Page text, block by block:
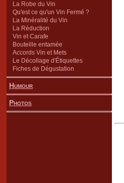
La Robe du Vin
Qu'est ce qu'un Vin Fermé ?
La Minéralité du Vin
La Réduction
Vin et Carafe
Bouteille entamée
Accords Vin et Mets
Le Décollage d'Étiquettes
Fiches de Dégustation
Humour
Photos